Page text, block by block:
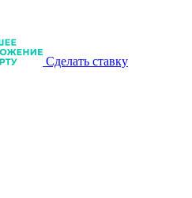
Сделать ставку